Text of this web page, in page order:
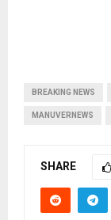
BREAKING NEWS
MANUVERNEWS
SHARE